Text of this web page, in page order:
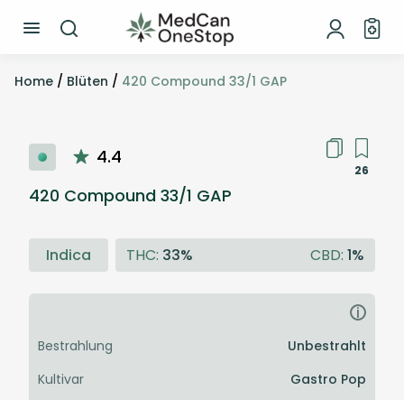
Home / Blüten / 420 Compound 33/1 GAP
4.4
26
420 Compound 33/1 GAP
Indica THC: 33% CBD: 1%
i
Bestrahlung
Unbestrahlt
Kultivar
Gastro Pop